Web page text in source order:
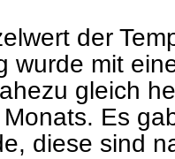
der
wurde mit
gleich
Es
diese sind